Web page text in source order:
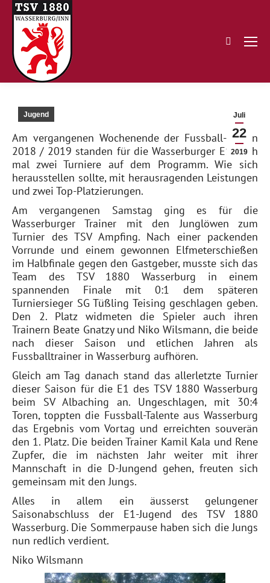
Search:
Juli
22
2019
Jugend
Am vergangenen Wochenende der Fussball-Saison
2018 / 2019 standen für die Wasserburger E1 noch
mal zwei Turniere auf dem Programm. Wie sich
herausstellen sollte, mit herausragenden Leistungen
und zwei Top-Platzierungen.
Am vergangenen Samstag ging es für die
Wasserburger Trainer mit den Junglöwen zum
Turnier des TSV Ampfing. Nach einer packenden
Vorrunde und einem gewonnen Elfmeterschießen
im Halbfinale gegen den Gastgeber, musste sich das
Team des TSV 1880 Wasserburg in einem
spannenden Finale mit 0:1 dem späteren
Turniersieger SG Tüßling Teising geschlagen geben.
Den 2. Platz widmeten die Spieler auch ihren
Trainern Beate Gnatzy und Niko Wilsmann, die beide
nach dieser Saison und etlichen Jahren als
Fussballtrainer in Wasserburg aufhören.
Gleich am Tag danach stand das allerletzte Turnier
dieser Saison für die E1 des TSV 1880 Wasserburg
beim SV Albaching an. Ungeschlagen, mit 30:4
Toren, toppten die Fussball-Talente aus Wasserburg
das Ergebnis vom Vortag und erreichten souverän
den 1. Platz. Die beiden Trainer Kamil Kala und Rene
Zupfer, die im nächsten Jahr weiter mit ihrer
Mannschaft in die D-Jungend gehen, freuten sich
gemeinsam mit den Jungs.
Alles in allem ein äusserst gelungener
Saisonabschluss der E1-Jugend des TSV 1880
Wasserburg. Die Sommerpause haben sich die Jungs
nun redlich verdient.
Niko Wilsmann